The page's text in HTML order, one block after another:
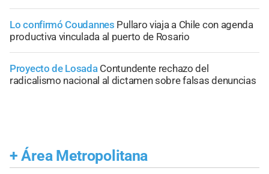
Lo confirmó Coudannes Pullaro viaja a Chile con agenda
productiva vinculada al puerto de Rosario
Proyecto de Losada Contundente rechazo del
radicalismo nacional al dictamen sobre falsas denuncias
+ Área Metropolitana